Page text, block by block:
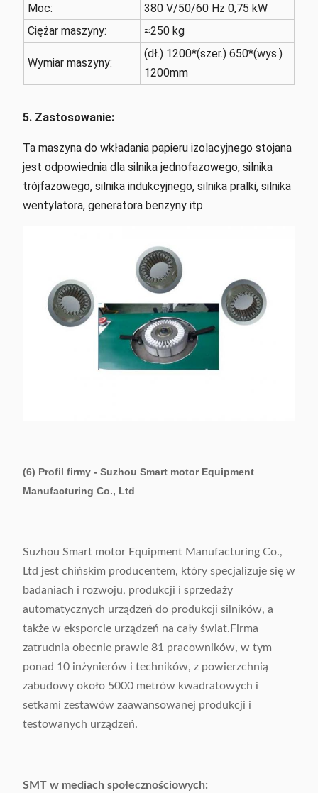
Moc:
380 V/50/60 Hz 0,75 kW
Ciężar maszyny:
≈250 kg
Wymiar maszyny:
(dł.) 1200*(szer.) 650*(wys.)
1200mm
5. Zastosowanie:
Ta maszyna do wkładania papieru izolacyjnego stojana
jest odpowiednia dla silnika jednofazowego, silnika
trójfazowego, silnika indukcyjnego, silnika pralki, silnika
wentylatora, generatora benzyny itp.
(6) Profil firmy - Suzhou Smart motor Equipment
Manufacturing Co., Ltd
Suzhou Smart motor Equipment Manufacturing Co.,
Ltd jest chińskim producentem, który specjalizuje się w
badaniach i rozwoju, produkcji i sprzedaży
automatycznych urządzeń do produkcji silników, a
także w eksporcie urządzeń na cały świat.Firma
zatrudnia obecnie prawie 81 pracowników, w tym
ponad 10 inżynierów i techników, z powierzchnią
zabudowy około 5000 metrów kwadratowych i
setkami zestawów zaawansowanej produkcji i
testowanych urządzeń.
SMT w mediach społecznościowych: